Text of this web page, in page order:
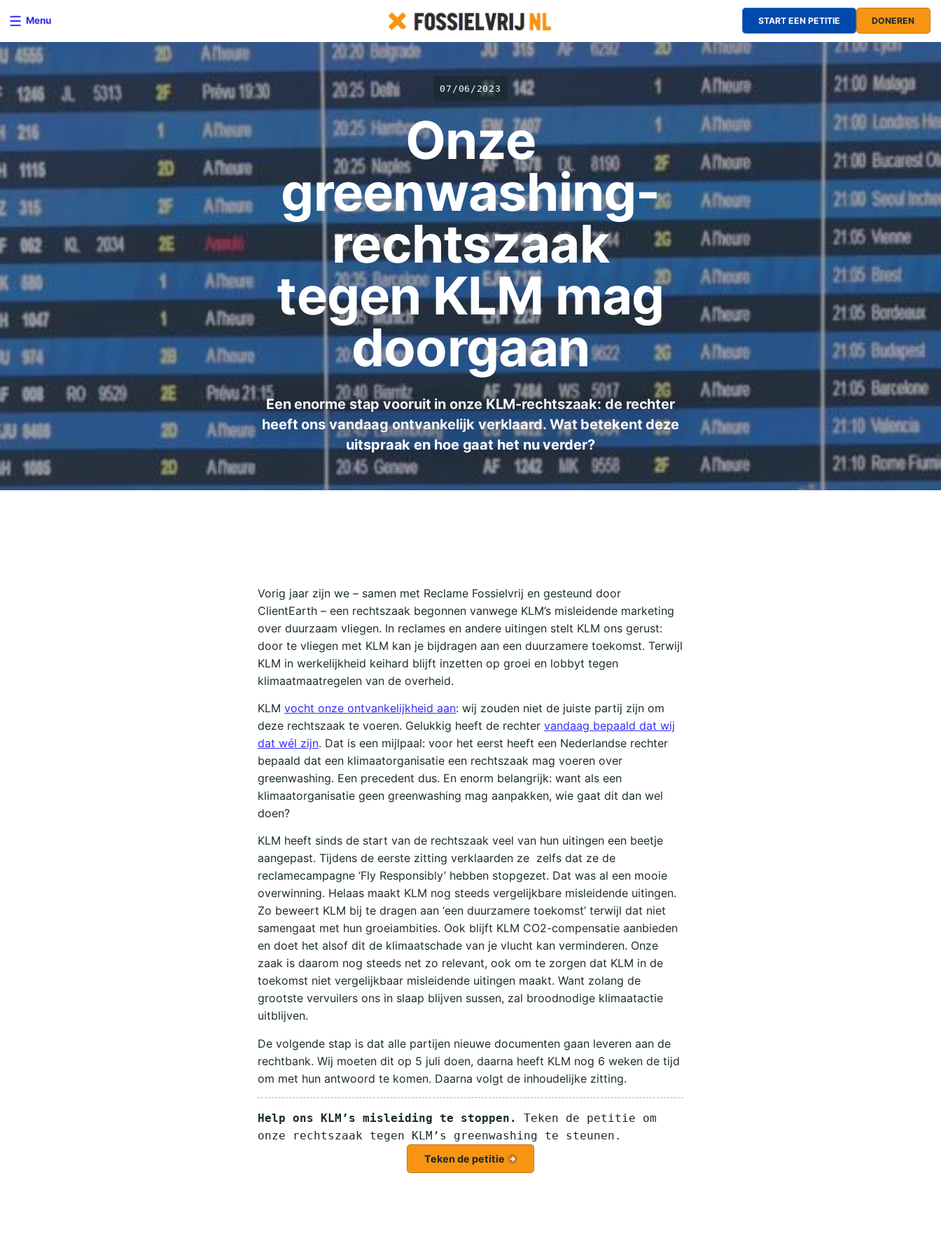
Menu START EEN PETITIE DONEREN
07/06/2023
Onze
greenwashing-
rechtszaak
tegen KLM mag
doorgaan
Een enorme stap vooruit in onze KLM-rechtszaak: de rechter
heeft ons vandaag ontvankelijk verklaard. Wat betekent deze
uitspraak en hoe gaat het nu verder?
Vorig jaar zijn we – samen met Reclame Fossielvrij en gesteund door
ClientEarth – een rechtszaak begonnen vanwege KLM’s misleidende marketing
over duurzaam vliegen. In reclames en andere uitingen stelt KLM ons gerust:
door te vliegen met KLM kan je bijdragen aan een duurzamere toekomst. Terwijl
KLM in werkelijkheid keihard blijft inzetten op groei en lobbyt tegen
klimaatmaatregelen van de overheid.
KLM vocht onze ontvankelijkheid aan: wij zouden niet de juiste partij zijn om
deze rechtszaak te voeren. Gelukkig heeft de rechter vandaag bepaald dat wij
dat wél zijn. Dat is een mijlpaal: voor het eerst heeft een Nederlandse rechter
bepaald dat een klimaatorganisatie een rechtszaak mag voeren over
greenwashing. Een precedent dus. En enorm belangrijk: want als een
klimaatorganisatie geen greenwashing mag aanpakken, wie gaat dit dan wel
doen?
KLM heeft sinds de start van de rechtszaak veel van hun uitingen een beetje
aangepast. Tijdens de eerste zitting verklaarden ze zelfs dat ze de
reclamecampagne ‘Fly Responsibly’ hebben stopgezet. Dat was al een mooie
overwinning. Helaas maakt KLM nog steeds vergelijkbare misleidende uitingen.
Zo beweert KLM bij te dragen aan ‘een duurzamere toekomst’ terwijl dat niet
samengaat met hun groeiambities. Ook blijft KLM CO2-compensatie aanbieden
en doet het alsof dit de klimaatschade van je vlucht kan verminderen. Onze
zaak is daarom nog steeds net zo relevant, ook om te zorgen dat KLM in de
toekomst niet vergelijkbaar misleidende uitingen maakt. Want zolang de
grootste vervuilers ons in slaap blijven sussen, zal broodnodige klimaatactie
uitblijven.
De volgende stap is dat alle partijen nieuwe documenten gaan leveren aan de
rechtbank. Wij moeten dit op 5 juli doen, daarna heeft KLM nog 6 weken de tijd
om met hun antwoord te komen. Daarna volgt de inhoudelijke zitting.
Help ons KLM’s misleiding te stoppen. Teken de petitie om
onze rechtszaak tegen KLM’s greenwashing te steunen.
Teken de petitie